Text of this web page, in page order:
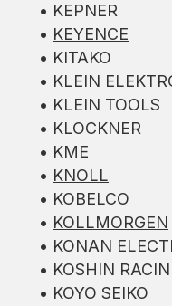
• KEPNER
• KEYENCE
• KITAKO
• KLEIN
• KLEIN TOOLS
• KLOCKNER
• KME
• KNOLL
• KOBELCO
• KOLLMORGEN
• KONAN
• KOSHIN
• KOYO SEIKO